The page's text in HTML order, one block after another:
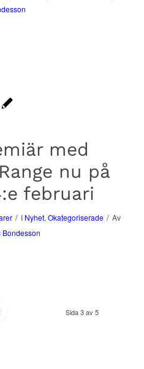
med
nu på
februari
/ I Nyhet, Okategoriserade / Av
Bondesson
Sida 3 av 5